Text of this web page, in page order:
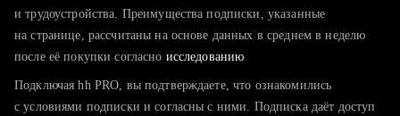
тратите много времени на поиск и вручную поднимаете
хотите сравнить себя с конкурентами и оценить шансы
и трудоустройства. Преимущества подписки, указанные
на странице, рассчитаны на основе данных в среднем в неделю
после её покупки согласно исследованию
Подключая hh PRO, вы подтверждаете, что ознакомились
с условиями подписки и согласны с ними. Подписка даёт доступ